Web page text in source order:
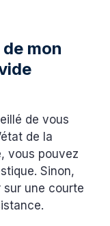
mon
de vous
de la
vous pouvez
Sinon,
une courte